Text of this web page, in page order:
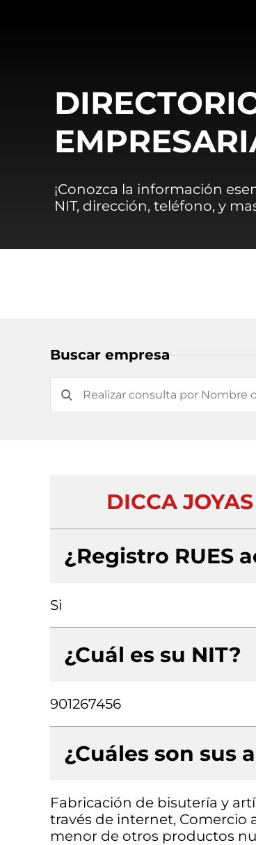
¡Conozca la información
NIT, dirección, teléfono, y
Buscar empresa
DICCA
¿Registro RUES
Si
¿Cuál es su NIT?
901267456
¿Cuáles son sus
Fabricación de bisutería y
través de internet, Comercio
menor de otros productos